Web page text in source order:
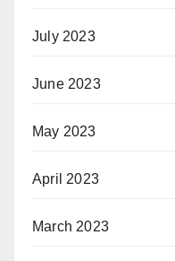
July 2023
June 2023
May 2023
April 2023
March 2023